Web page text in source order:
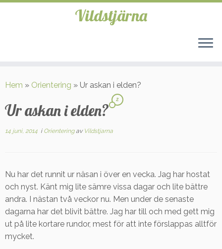
till
Vildstjärna
Hem » Orientering » Ur askan i elden?
Ur askan i elden?
2
14 juni, 2014 i Orienteringav Vildstjarna
Nu har det runnit ur näsan i över en vecka. Jag har hostat
och nyst. Känt mig lite sämre vissa dagar och lite bättre
andra. I nästan två veckor nu. Men under de senaste
dagarna har det blivit bättre. Jag har till och med gett mig
ut på lite kortare rundor, mest för att inte förslappas alltför
mycket.